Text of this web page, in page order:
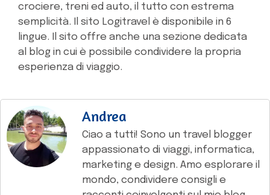
crociere, treni ed auto, il tutto con estrema
semplicità. Il sito Logitravel è disponibile in 6
lingue. Il sito offre anche una sezione dedicata
al blog in cui è possibile condividere la propria
esperienza di viaggio.
Andrea
Ciao a tutti! Sono un travel blogger
appassionato di viaggi, informatica,
marketing e design. Amo esplorare il
mondo, condividere consigli e